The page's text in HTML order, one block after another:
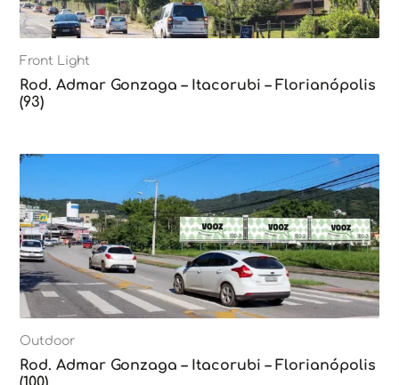
Front Light
Rod. Admar Gonzaga – Itacorubi – Florianópolis
(93)
Outdoor
Rod. Admar Gonzaga – Itacorubi – Florianópolis